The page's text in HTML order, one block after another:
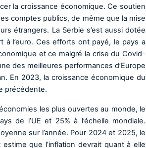
la croissance économique. Ce soutien
comptes publics, de même que la mise
étrangers. La Serbie s’est aussi dotée
à l’euro. Ces efforts ont payé, le pays a
et ce malgré la crise du Covid-
des meilleures performances d’Europe
En 2023, la croissance économique du
précédente.
les plus ouvertes au monde, le
de l’UE et 25% à l’échelle mondiale.
sur l’année. Pour 2024 et 2025, le
que l’inflation devrait quant à elle